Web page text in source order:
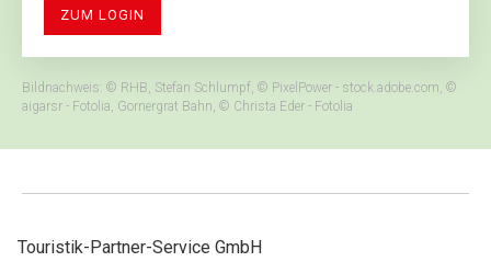
ZUM LOGIN
Bildnachweis: © RHB, Stefan Schlumpf, © PixelPower - stock.adobe.com, ©
aigarsr - Fotolia, Gornergrat Bahn, © Christa Eder - Fotolia
Touristik-Partner-Service GmbH